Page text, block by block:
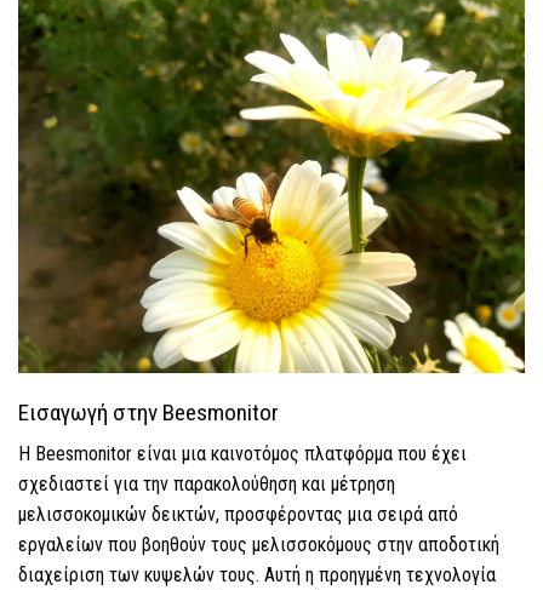
Εισαγωγή στην Beesmonitor
Η Beesmonitor είναι μια καινοτόμος πλατφόρμα που έχει
σχεδιαστεί για την παρακολούθηση και μέτρηση
μελισσοκομικών δεικτών, προσφέροντας μια σειρά από
εργαλείων που βοηθούν τους μελισσοκόμους στην αποδοτική
διαχείριση των κυψελών τους. Αυτή η προηγμένη τεχνολογία